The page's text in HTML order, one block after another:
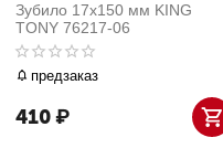
Зубило 17x150 мм KING
TONY 76217-06
предзаказ
410₽